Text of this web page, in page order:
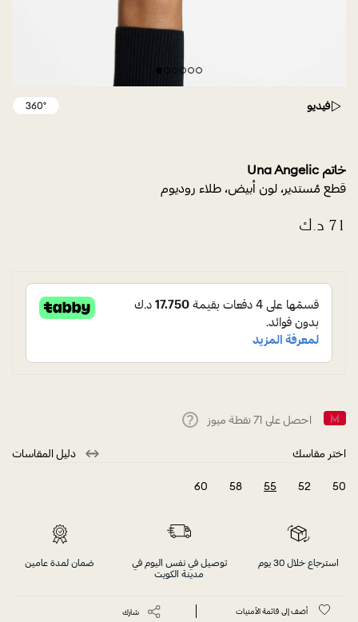
فيديو
خاتم Una Angelic
قطع مُستدير، لون أبيض، طلاء روديوم
احصل على 71 نقطة ميوز
اختر مقاسك
دليل المقاسات
50
52
55
58
60
استرجاع خلال 30 يوم
توصيل في نفس اليوم في
مدينة الكويت
ضمان لمدة عامين
أضف إلى قائمة الأمنيات شارك